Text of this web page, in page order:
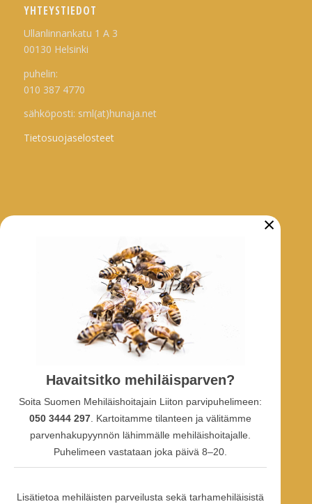
YHTEYSTIEDOT
Ullanlinnankatu 1 A 3
00130 Helsinki
puhelin:
010 387 4770
sähköposti: sml(at)hunaja.net
Tietosuojaselosteet
Facebook-ryhmä
Facebook-sivu
Facebook-profiili
Youtube
Havaitsitko mehiläisparven?
Soita Suomen Mehiläishoitajain Liiton parvipuhelimeen:
050 3444 297 . Kartoitamme tilanteen ja välitämme
parvenhakupyynnön lähimmälle mehiläishoitajalle.
Puhelimeen vastataan joka päivä 8–20.
Lisätietoa mehiläisten parveilusta sekä tarhamehiläisistä
×